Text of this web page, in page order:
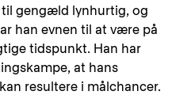
til gengæld lynhurtig, og
han evnen til at være på
tidspunkt. Han har
at hans
resultere i målchancer.